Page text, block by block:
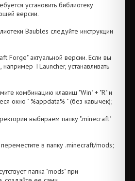
установить библиотеку
версии.
Baubles следуйте инструкции
Forge" актуальной версии. Если вы
например TLauncher, устанавливать
комбинацию клавиш "Win" + "R" и
окно " %appdata% " (без кавычек);
выбираем папку ".minecraft"
в папку .minecraft/mods;
папка "mods" при